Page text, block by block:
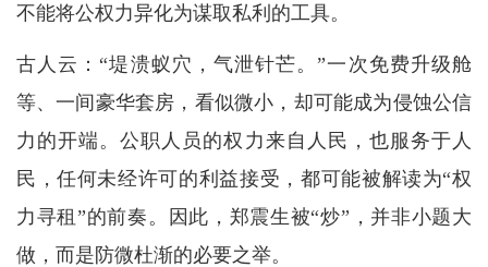
不能将公权力异化为谋取私利的工具。
古人云：“堤溃蚁穴，气泄针芒。”一次免费升级舱
等、一间豪华套房，看似微小，却可能成为侵蚀公信
力的开端。公职人员的权力来自人民，也服务于人
民，任何未经许可的利益接受，都可能被解读为“权
力寻租”的前奏。因此，郑震生被“炒”，并非小题大
做，而是防微杜渐的必要之举。